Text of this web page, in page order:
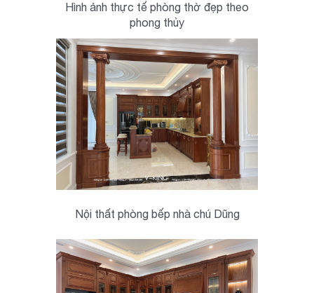
Hình ảnh thực tế phòng thờ đẹp theo
phong thủy
Nội thất phòng bếp nhà chú Dũng